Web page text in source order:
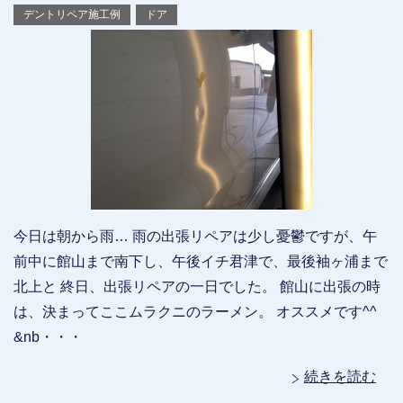
デントリペア施工例 ドア
今日は朝から雨… 雨の出張リペアは少し憂鬱ですが、午
前中に館山まで南下し、午後イチ君津で、最後袖ヶ浦まで
北上と 終日、出張リペアの一日でした。 館山に出張の時
は、決まってここムラクニのラーメン。 オススメです^^
&nb・・・
続きを読む